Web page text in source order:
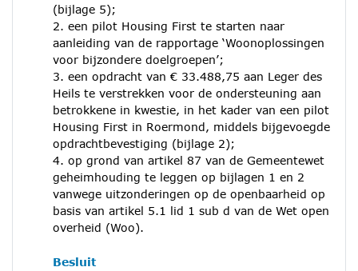
(bijlage 5);
2. een pilot Housing First te starten naar
aanleiding van de rapportage ‘Woonoplossingen
voor bijzondere doelgroepen’;
3. een opdracht van € 33.488,75 aan Leger des
Heils te verstrekken voor de ondersteuning aan
betrokkene in kwestie, in het kader van een pilot
Housing First in Roermond, middels bijgevoegde
opdrachtbevestiging (bijlage 2);
4. op grond van artikel 87 van de Gemeentewet
geheimhouding te leggen op bijlagen 1 en 2
vanwege uitzonderingen op de openbaarheid op
basis van artikel 5.1 lid 1 sub d van de Wet open
overheid (Woo).
Besluit